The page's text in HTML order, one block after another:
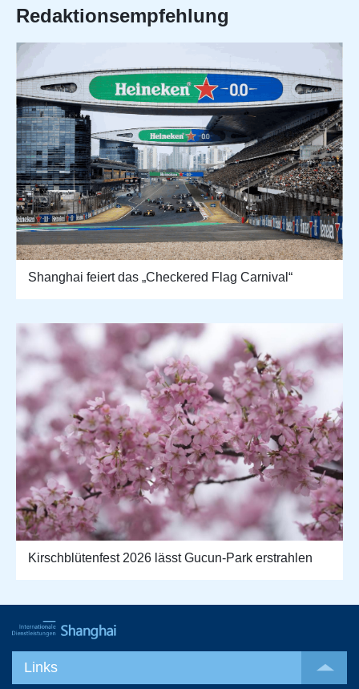
Redaktionsempfehlung
Shanghai feiert das „Checkered Flag Carnival“
Kirschblütenfest 2026 lässt Gucun-Park erstrahlen
Links